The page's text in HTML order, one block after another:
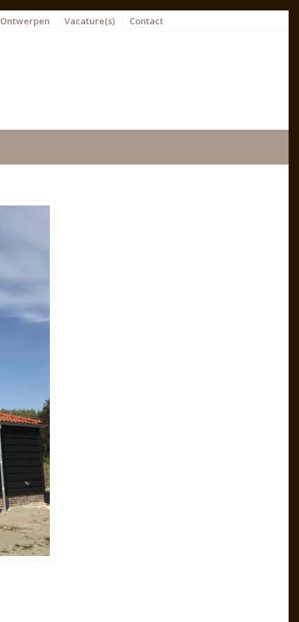
Ontwerpen Vacature(s) Contact